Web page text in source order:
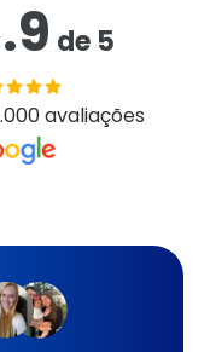
de 5
avaliações